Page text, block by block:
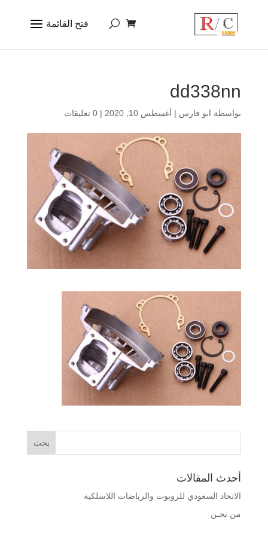
dd338nn
بواسطة ابو فارس | أغسطس 10, 2020 | 0 تعليقات
أحدث المقالات
الاتحاد السعودي للروبوت والرياضات اللاسلكية
من نحـن